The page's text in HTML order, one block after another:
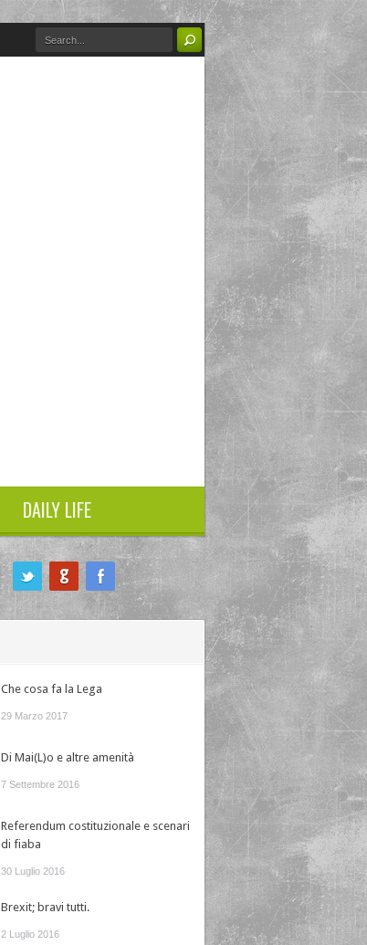
DAILY LIFE
Che cosa fa la Lega
29 Marzo 2017
Di Mai(L)o e altre amenità
7 Settembre 2016
Referendum costituzionale e scenari
di fiaba
30 Luglio 2016
Brexit; bravi tutti.
2 Luglio 2016